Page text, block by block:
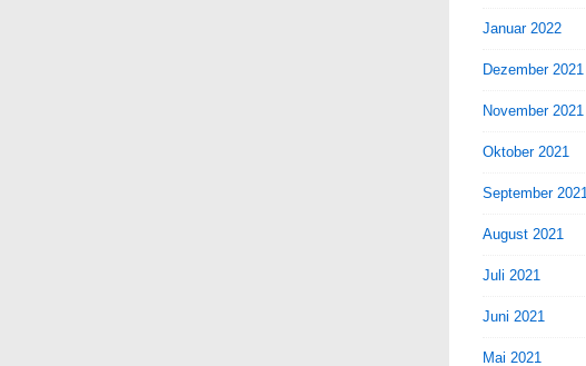
Januar 2022
Dezember 2021
November 2021
Oktober 2021
September 2021
August 2021
Juli 2021
Juni 2021
Mai 2021